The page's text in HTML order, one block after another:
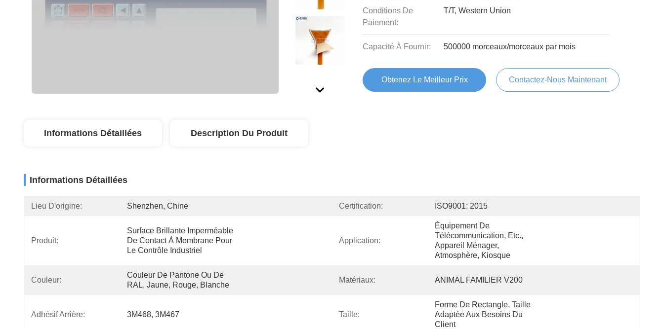
Conditions De
Paiement:
T/T, Western Union
Capacité À Fournir: 500000 morceaux/morceaux par mois
Obtenez Le Meilleur Prix Contactez-Nous Maintenant
Informations Détaillées Description Du Produit
Informations Détaillées
Lieu D'origine: Shenzhen, Chine Certification: ISO9001: 2015
Produit:
Surface Brillante Imperméable
De Contact À Membrane Pour
Le Contrôle Industriel
Application:
Équipement De
Télécommunication, Etc.,
Appareil Ménager,
Atmosphère, Kiosque
Couleur:
Couleur De Pantone Ou De
RAL, Jaune, Rouge, Blanche
Matériaux: ANIMAL FAMILIER V200
Adhésif Arrière: 3M468, 3M467 Taille:
Forme De Rectangle, Taille
Adaptée Aux Besoins Du
Client